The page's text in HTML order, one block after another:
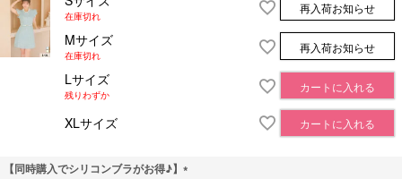
在庫切れ
再入荷お知らせ
Mサイズ
在庫切れ
再入荷お知らせ
Lサイズ
残りわずか
カートに入れる
XLサイズ カートに入れる
【同時購入でシリコンブラがお得♪】